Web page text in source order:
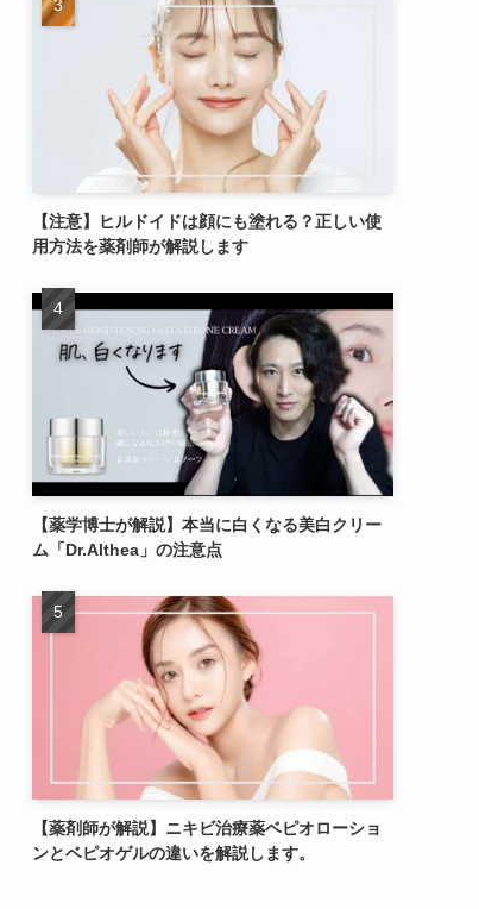
【注意】ヒルドイドは顔にも塗れる？正しい使
用方法を薬剤師が解説します
【薬学博士が解説】本当に白くなる美白クリー
ム「Dr.Althea」の注意点
【薬剤師が解説】ニキビ治療薬ベピオローショ
ンとベピオゲルの違いを解説します。